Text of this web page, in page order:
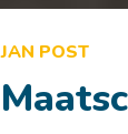
JAN POST